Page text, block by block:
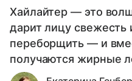
Хайлайтер — это
дарит лицу свежесть
переборщить — и
получаются жирные